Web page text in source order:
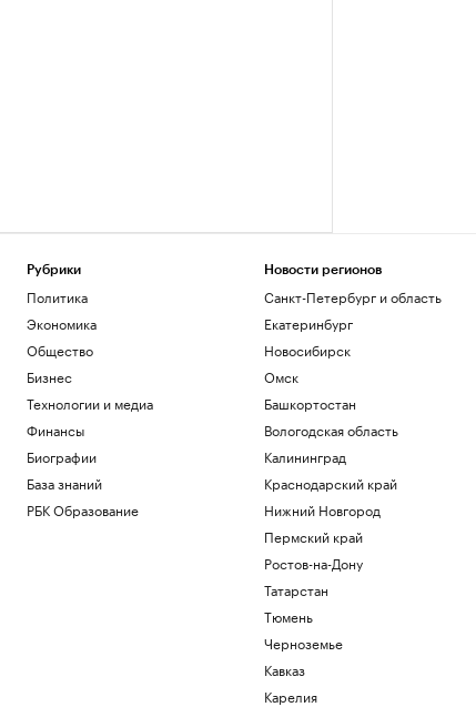
Рубрики
Политика
Экономика
Общество
Бизнес
Технологии и медиа
Финансы
Биографии
База знаний
РБК Образование
Новости регионов
Санкт-Петербург и область
Екатеринбург
Новосибирск
Омск
Башкортостан
Вологодская область
Калининград
Краснодарский край
Нижний Новгород
Пермский край
Ростов-на-Дону
Татарстан
Тюмень
Черноземье
Кавказ
Карелия